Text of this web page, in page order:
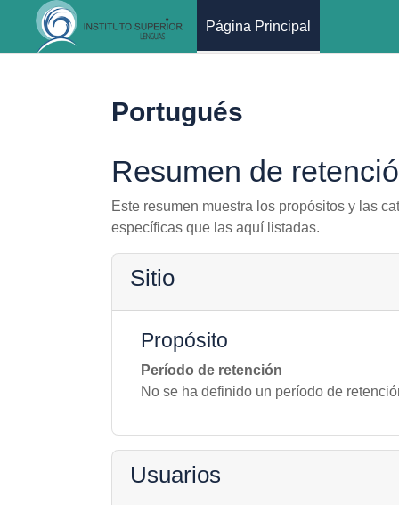
Página Principal
Portugués
Resumen de
Este resumen muestra los propósitos y las
específicas que las aquí listadas.
Sitio
Propósito
Período de retención
No se ha definido un período de
Usuarios